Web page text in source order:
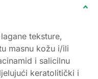
teksture,
masnu kožu i/ili
i salicilnu
keratolitički i